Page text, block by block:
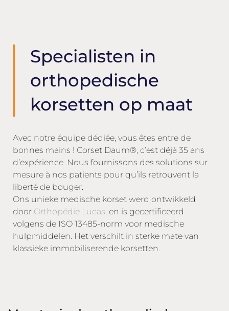
Specialisten in
orthopedische
korsetten op maat
Avec notre équipe dédiée, vous êtes entre de
bonnes mains ! Corset Daum®, c’est déjà 35 ans
d’expérience. Nous fournissons des solutions sur
mesure à nos patients pour qu’ils retrouvent la
liberté de bouger.
Ons unieke medische korset werd ontwikkeld
door Orthopédie Lucas, en is gecertificeerd
volgens de ISO 13485-norm voor medische
hulpmiddelen. Het verschilt in sterke mate van
klassieke immobiliserende korsetten.